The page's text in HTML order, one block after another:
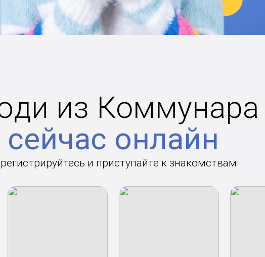
из Коммунара
сейчас онлайн
и приступайте к знакомствам